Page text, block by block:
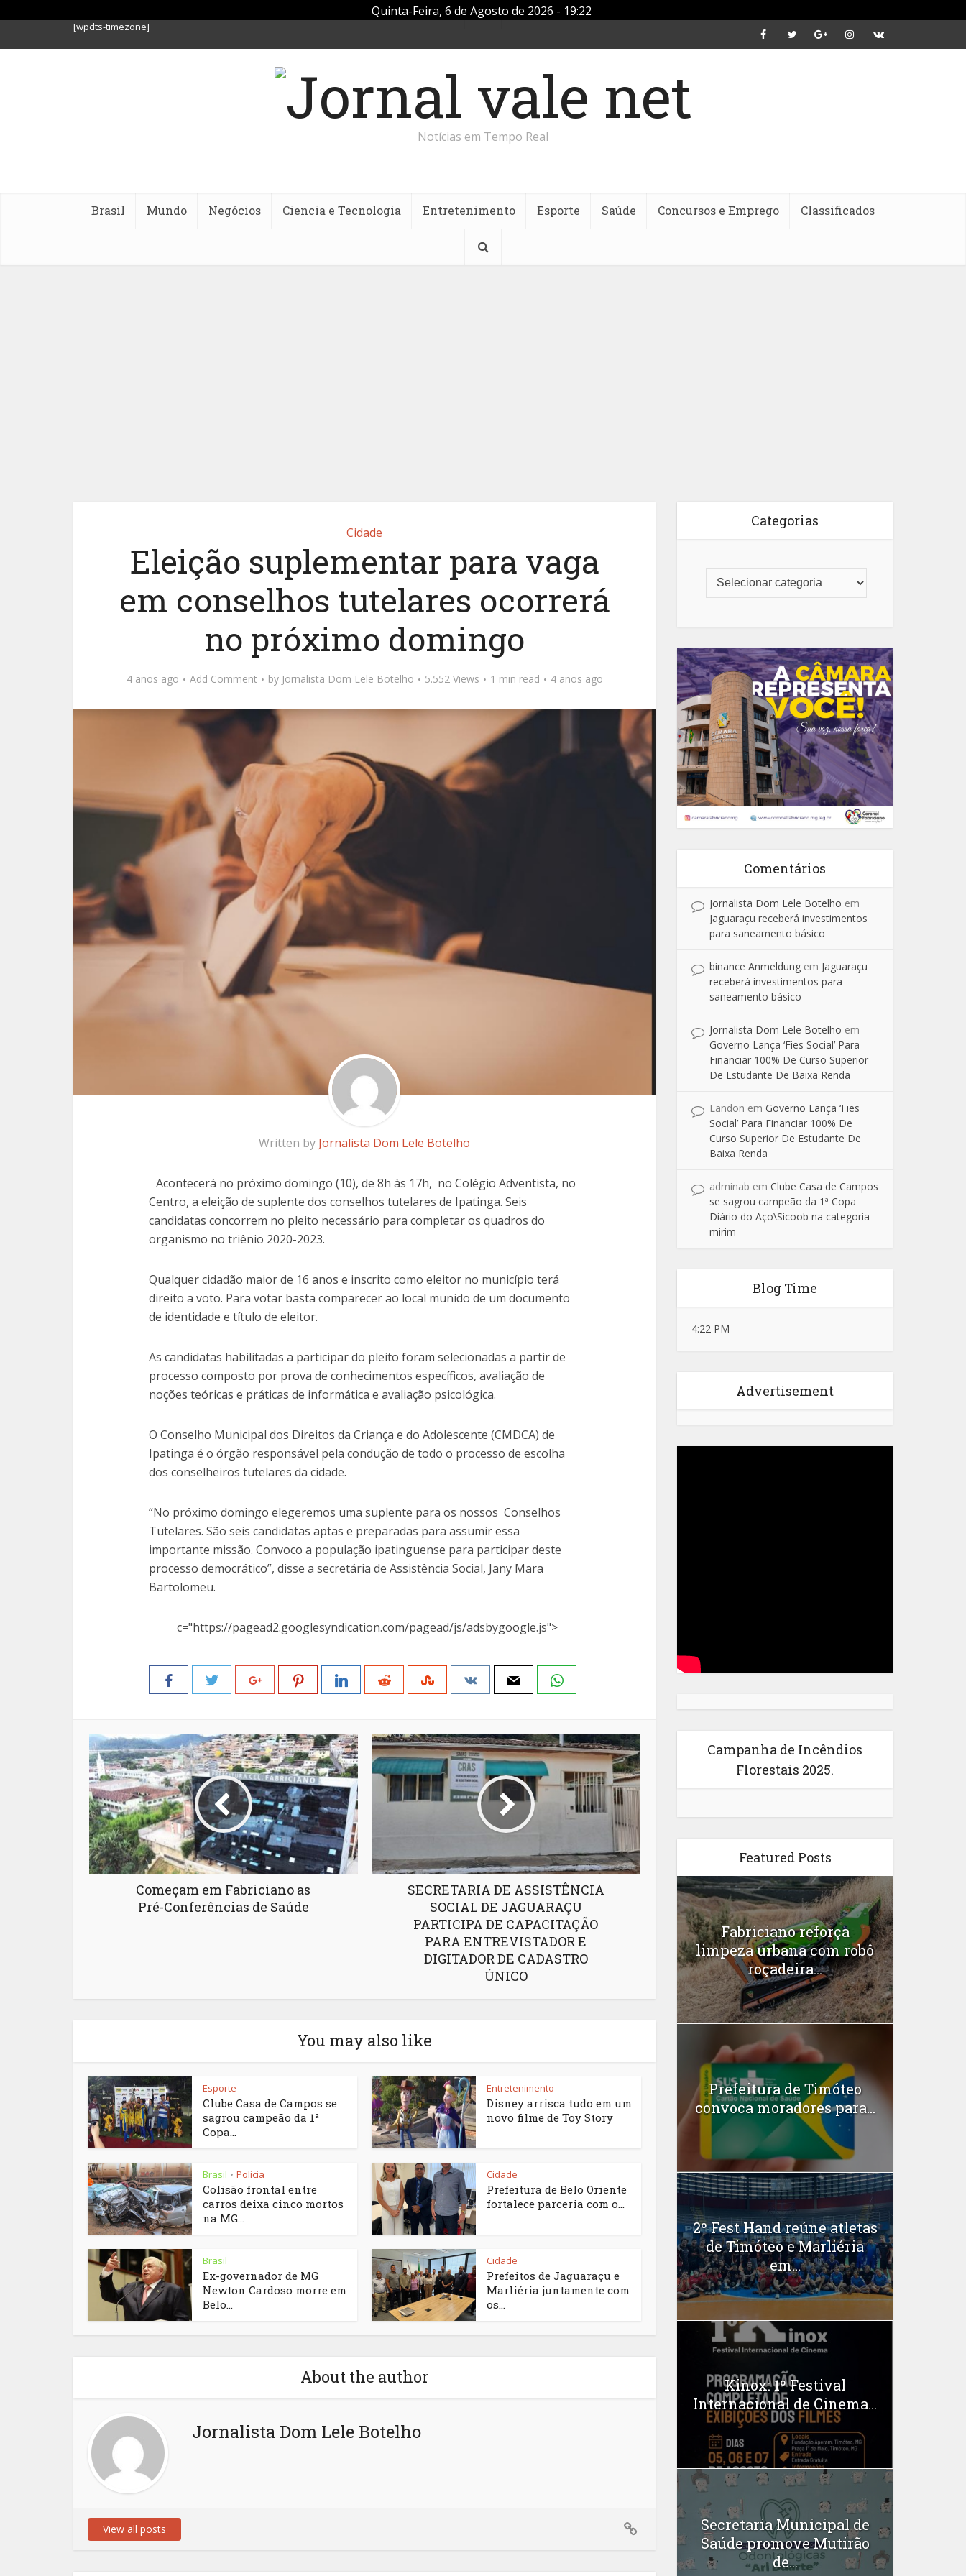
Quinta-Feira, 6 de Agosto de 2026 - 19:22
[wpdts-timezone]
Notícias em Tempo Real
Brasil Mundo Negócios Ciencia e Tecnologia Entretenimento Esporte Saúde Concursos e Emprego Classificados
Cidade
Eleição suplementar para vaga
em conselhos tutelares ocorrerá
no próximo domingo
4 anos ago Add Comment by Jornalista Dom Lele Botelho 5.552 Views 1 min read 4 anos ago
Written by Jornalista Dom Lele Botelho
Acontecerá no próximo domingo (10), de 8h às 17h, no Colégio Adventista, no
Centro, a eleição de suplente dos conselhos tutelares de Ipatinga. Seis
candidatas concorrem no pleito necessário para completar os quadros do
organismo no triênio 2020-2023.
Qualquer cidadão maior de 16 anos e inscrito como eleitor no município terá
direito a voto. Para votar basta comparecer ao local munido de um documento
de identidade e título de eleitor.
As candidatas habilitadas a participar do pleito foram selecionadas a partir de
processo composto por prova de conhecimentos específicos, avaliação de
noções teóricas e práticas de informática e avaliação psicológica.
O Conselho Municipal dos Direitos da Criança e do Adolescente (CMDCA) de
Ipatinga é o órgão responsável pela condução de todo o processo de escolha
dos conselheiros tutelares da cidade.
“No próximo domingo elegeremos uma suplente para os nossos Conselhos
Tutelares. São seis candidatas aptas e preparadas para assumir essa
importante missão. Convoco a população ipatinguense para participar deste
processo democrático”, disse a secretária de Assistência Social, Jany Mara
Bartolomeu.
c="https://pagead2.googlesyndication.com/pagead/js/adsbygoogle.js">
Começam em Fabriciano as
Pré-Conferências de Saúde
SECRETARIA DE ASSISTÊNCIA
SOCIAL DE JAGUARAÇU
PARTICIPA DE CAPACITAÇÃO
PARA ENTREVISTADOR E
DIGITADOR DE CADASTRO
ÚNICO
You may also like
Esporte
Clube Casa de Campos se
sagrou campeão da 1ª
Copa...
Entretenimento
Disney arrisca tudo em um
novo filme de Toy Story
Brasil • Policia
Colisão frontal entre
carros deixa cinco mortos
na MG...
Cidade
Prefeitura de Belo Oriente
fortalece parceria com o...
Brasil
Ex-governador de MG
Newton Cardoso morre em
Belo...
Cidade
Prefeitos de Jaguaraçu e
Marliéria juntamente com
os...
About the author
Jornalista Dom Lele Botelho
View all posts
Categorias
Comentários
Jornalista Dom Lele Botelho em
Jaguaraçu receberá investimentos
para saneamento básico
binance Anmeldung em Jaguaraçu
receberá investimentos para
saneamento básico
Jornalista Dom Lele Botelho em
Governo Lança ‘Fies Social’ Para
Financiar 100% De Curso Superior
De Estudante De Baixa Renda
Landon em Governo Lança ‘Fies
Social’ Para Financiar 100% De
Curso Superior De Estudante De
Baixa Renda
adminab em Clube Casa de Campos
se sagrou campeão da 1ª Copa
Diário do Aço\Sicoob na categoria
mirim
Blog Time
4:22 PM
Advertisement
Campanha de Incêndios
Florestais 2025.
Featured Posts
Fabriciano reforça
limpeza urbana com robô
roçadeira...
Prefeitura de Timóteo
convoca moradores para...
2º Fest Hand reúne atletas
de Timóteo e Marliéria
em...
Kinox: 1º Festival
Internacional de Cinema...
Secretaria Municipal de
Saúde promove Mutirão
de...